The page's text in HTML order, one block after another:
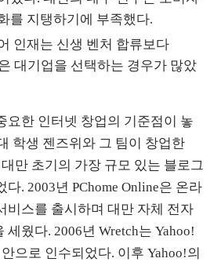
를 지탱하기에 부족했다.
인재는 신생 벤처 합류보다
대기업을 선택하는 경우가 많았
요한 인터넷 창업의 기준점이 놓
학생 젠즈위와 그 팀이 창업한
만 초기의 가장 규모 있는 블로그
. 2003년 PChome Online은 온라
비스를 출시하며 대만 자체 전자
웠다. 2006년 Wretch는 Yahoo!
으로 인수되었다. 이후 Yahoo!의